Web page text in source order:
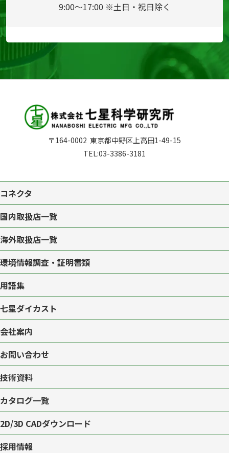
9:00～17:00 ※土日・祝日除く
〒164-0002 東京都中野区上高田1-49-15
TEL:03-3386-3181
コネクタ
国内取扱店一覧
海外取扱店一覧
環境情報調査・証明書類
用語集
七星ダイカスト
会社案内
お問い合わせ
技術資料
カタログ一覧
2D/3D CADダウンロード
採用情報